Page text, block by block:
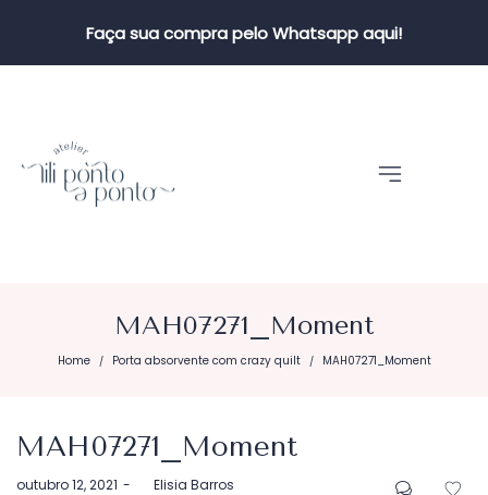
Faça sua compra pelo Whatsapp aqui!
MAH07271_Moment
Home / Porta absorvente com crazy quilt / MAH07271_Moment
MAH07271_Moment
Postado
outubro 12, 2021 byElisia Barros